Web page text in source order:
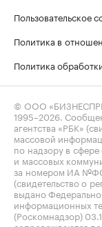
Пользовательское
Политика в
Политика
© ООО
1995–2026 .
агентства «РБК»
массовой
по надзору в
и массовых
за номером ИА
(свидетельство о
выдано
информационных
(Роскомнадзор)